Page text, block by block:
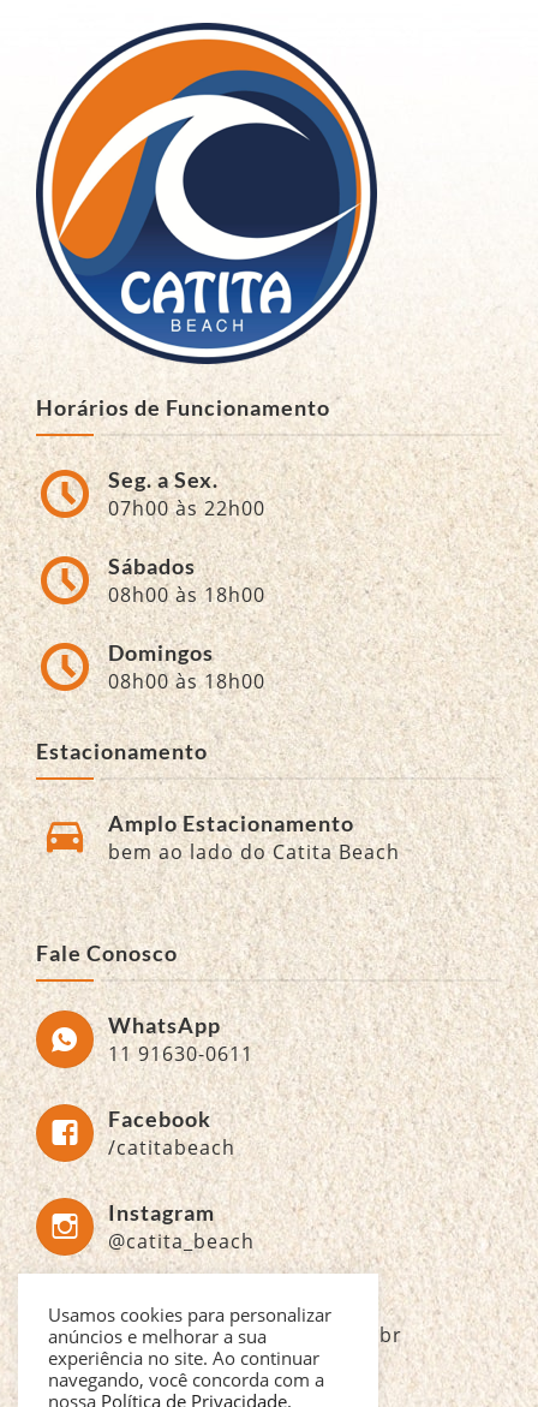
Horários de Funcionamento
Seg. a Sex.
07h00 às 22h00
Sábados
08h00 às 18h00
Domingos
08h00 às 18h00
Estacionamento
Amplo Estacionamento
bem ao lado do Catita Beach
Fale Conosco
WhatsApp
11 91630-0611
Facebook
/catitabeach
Instagram
@catita_beach
Email
contato@catitabeach.com.br
Usamos cookies para personalizar
anúncios e melhorar a sua
experiência no site. Ao continuar
navegando, você concorda com a
nossa Política de Privacidade.